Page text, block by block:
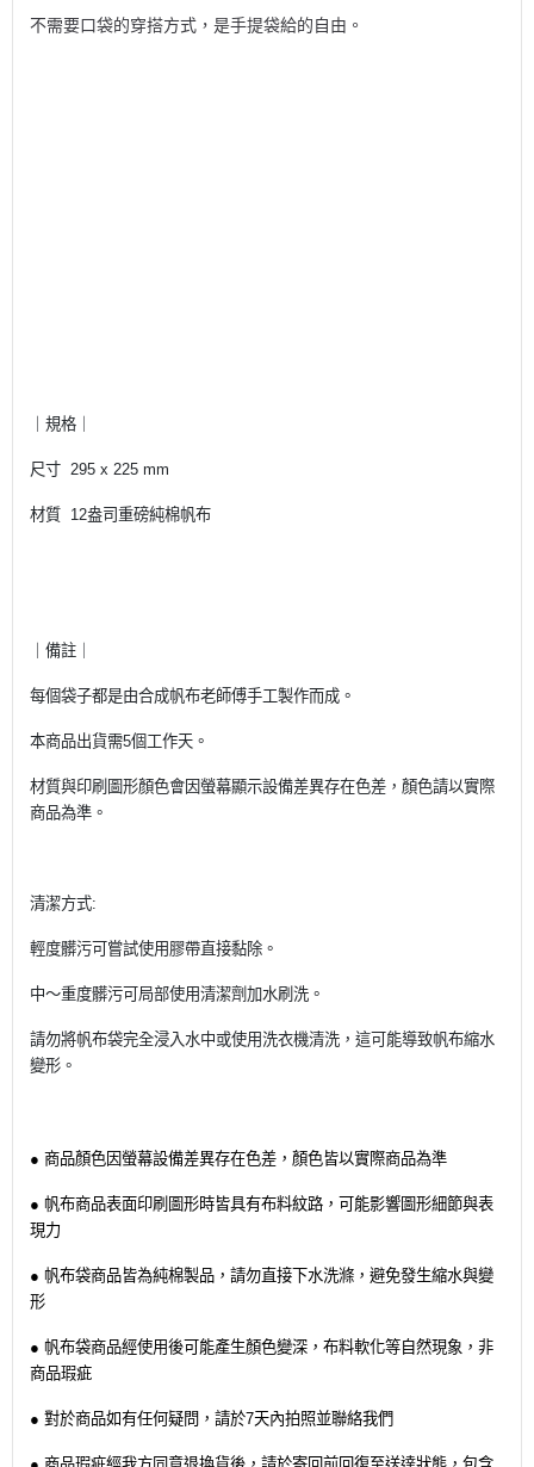
不需要口袋的穿搭方式，是手提袋給的自由。
｜規格｜
尺寸 295 x 225 mm
材質 12盎司重磅純棉帆布
｜備註｜
每個袋子都是由合成帆布老師傅手工製作而成。
本商品出貨需5個工作天。
材質與印刷圖形顏色會因螢幕顯示設備差異存在色差，顏色請以實際
商品為準。
清潔方式:
輕度髒污可嘗試使用膠帶直接黏除。
中～重度髒污可局部使用清潔劑加水刷洗。
請勿將帆布袋完全浸入水中或使用洗衣機清洗，這可能導致帆布縮水
變形。
● 商品顏色因螢幕設備差異存在色差，顏色皆以實際商品為準
● 帆布商品表面印刷圖形時皆具有布料紋路，可能影響圖形細節與表
現力
● 帆布袋商品皆為純棉製品，請勿直接下水洗滌，避免發生縮水與變
形
● 帆布袋商品經使用後可能產生顏色變深，布料軟化等自然現象，非
商品瑕疵
● 對於商品如有任何疑問，請於7天內拍照並聯絡我們